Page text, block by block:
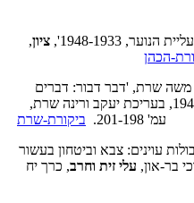
1948-1933',
ציון,
הכהן
משה שרת, 'דבר דבור: דברים
ביקורת-שרת
עוינים: צבא וביטחון בעשור
בר-און, עלי זית וחרב, כרך יח